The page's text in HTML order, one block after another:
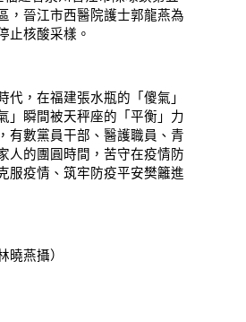
，晉江市西醫院護士郭龍燕為
止核酸采樣。
，在福建張水瓶的「傻氣」
」瞬間被天秤座的「平衡」力
有數黨員干部、醫護職員、青
人的團圓時間，苦守在疫情防
服疫情、筑牢防疫平安樊籬進
燕攝）